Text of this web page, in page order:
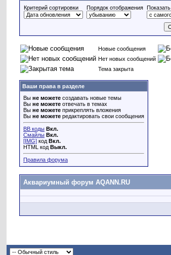
Критерий сортировки
Порядок отображения Показать
Новые сообщения
Нет новых сообщений
Тема закрыта
Ваши права в разделе
Вы не можете создавать новые темы
Вы не можете отвечать в темах
Вы не можете прикреплять вложения
Вы не можете редактировать свои сообщения
BB коды Вкл.
Смайлы Вкл.
[IMG] код Вкл.
HTML код Выкл.
Правила форума
Аквариумный форум AQANN.RU